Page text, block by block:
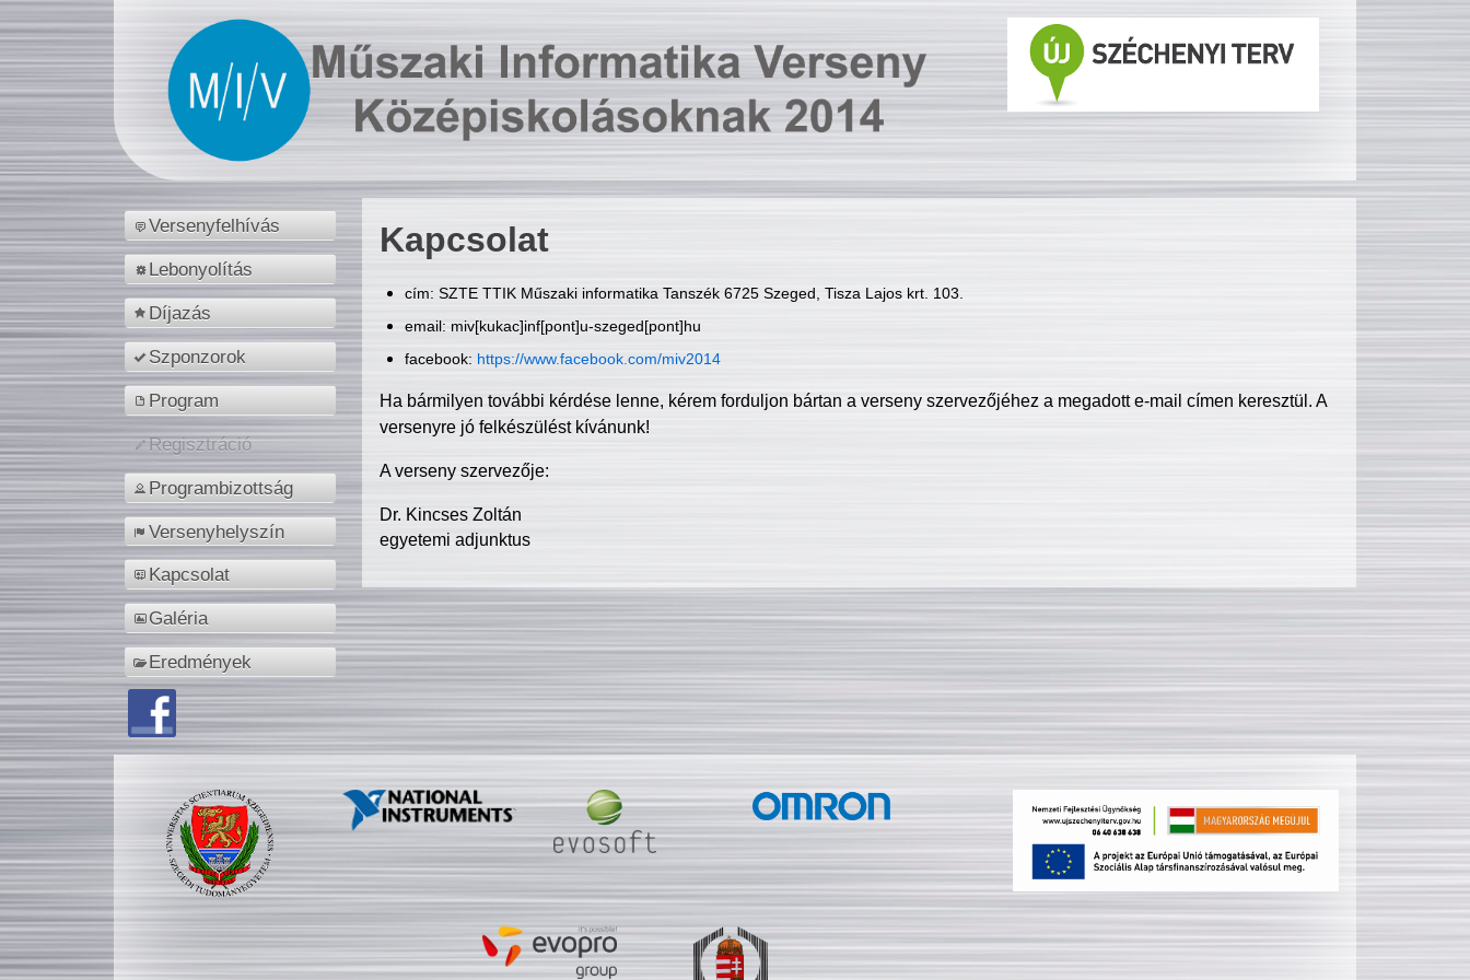
Versenyfelhívás
Lebonyolítás
Díjazás
Szponzorok
Program
Regisztráció
Programbizottság
Versenyhelyszín
Kapcsolat
Galéria
Eredmények
Kapcsolat
cím: SZTE TTIK Műszaki informatika Tanszék 6725 Szeged, Tisza Lajos krt. 103.
email: miv[kukac]inf[pont]u-szeged[pont]hu
facebook: https://www.facebook.com/miv2014
Ha bármilyen további kérdése lenne, kérem forduljon bártan a verseny szervezőjéhez a megadott e-mail címen keresztül. A
versenyre jó felkészülést kívánunk!
A verseny szervezője:
Dr. Kincses Zoltán
egyetemi adjunktus